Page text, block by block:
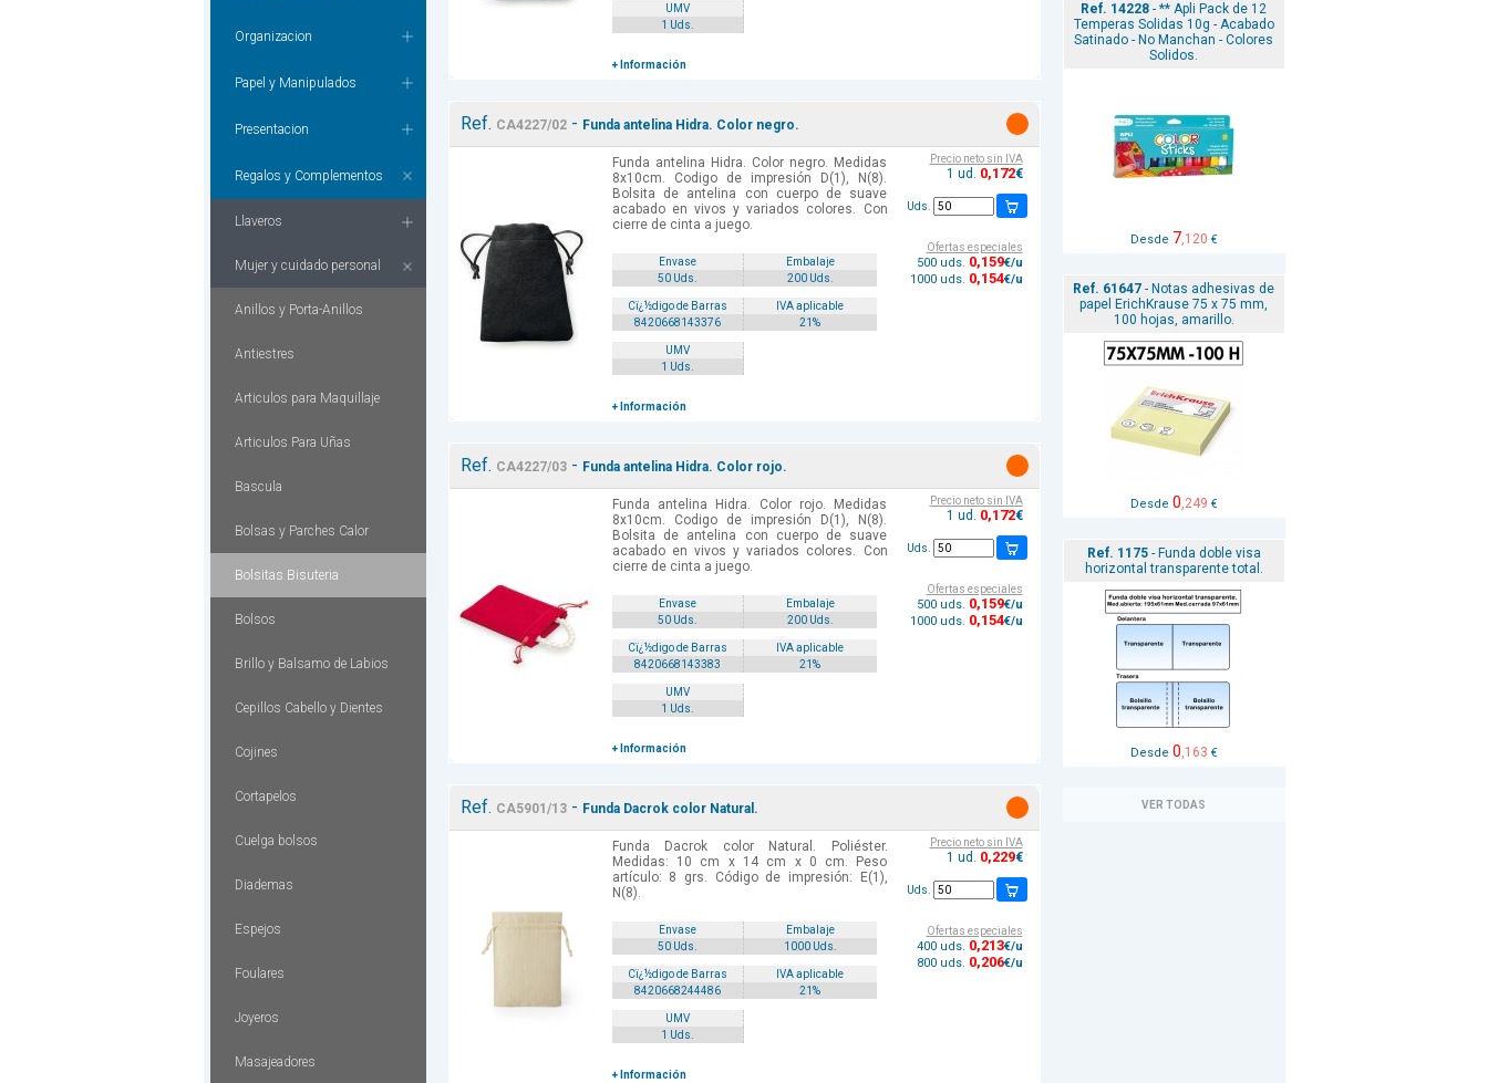
Organizacion
Papel y Manipulados
Presentacion
Regalos y Complementos
Llaveros
Mujer y cuidado personal
Anillos y Porta-Anillos
Antiestres
Articulos para Maquillaje
Articulos Para Uñas
Bascula
Bolsas y Parches Calor
Bolsitas Bisuteria
Bolsos
Brillo y Balsamo de Labios
Cepillos Cabello y Dientes
Cojines
Cortapelos
Cuelga bolsos
Diademas
Espejos
Foulares
Joyeros
Masajeadores
UMV
1 Uds.
+ Información
Ref. CA4227/02- Funda antelina Hidra. Color negro.
Funda antelina Hidra. Color negro. Medidas
8x10cm. Codigo de impresión D(1), N(8).
Bolsita de antelina con cuerpo de suave
acabado en vivos y variados colores. Con
cierre de cinta a juego.
Envase
Embalaje
50 Uds.
200 Uds.
Cï¿½digo de Barras
IVA aplicable
8420668143376
21%
UMV
1 Uds.
+ Información
Precio neto sin IVA
1 ud. 0,172€
Uds.
Ofertas especiales
500 uds. 0,159€/u
1000 uds. 0,154€/u
Ref. CA4227/03- Funda antelina Hidra. Color rojo.
Funda antelina Hidra. Color rojo. Medidas
8x10cm. Codigo de impresión D(1), N(8).
Bolsita de antelina con cuerpo de suave
acabado en vivos y variados colores. Con
cierre de cinta a juego.
Envase
Embalaje
50 Uds.
200 Uds.
Cï¿½digo de Barras
IVA aplicable
8420668143383
21%
UMV
1 Uds.
+ Información
Precio neto sin IVA
1 ud. 0,172€
Uds.
Ofertas especiales
500 uds. 0,159€/u
1000 uds. 0,154€/u
Ref. CA5901/13- Funda Dacrok color Natural.
Funda Dacrok color Natural. Poliéster.
Medidas: 10 cm x 14 cm x 0 cm. Peso
artículo: 8 grs. Código de impresión: E(1),
N(8).
Envase
Embalaje
50 Uds.
1000 Uds.
Cï¿½digo de Barras
IVA aplicable
8420668244486
21%
UMV
1 Uds.
+ Información
Precio neto sin IVA
1 ud. 0,229€
Uds.
Ofertas especiales
400 uds. 0,213€/u
800 uds. 0,206€/u
Ref. 14228 - ** Apli Pack de 12
Temperas Solidas 10g - Acabado
Satinado - No Manchan - Colores
Solidos.
Desde 7,120 €
Ref. 61647 - Notas adhesivas de
papel ErichKrause 75 x 75 mm,
100 hojas, amarillo.
Desde 0,249 €
Ref. 1175- Funda doble visa
horizontal transparente total.
Desde 0,163 €
VER TODAS